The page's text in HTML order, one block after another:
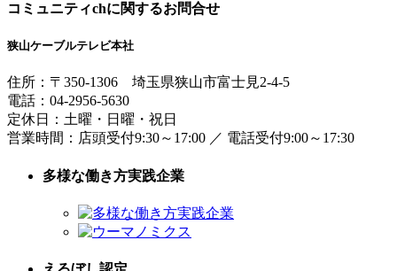
コミュニティchに関するお問合せ
狭山ケーブルテレビ本社
住所： 〒350-1306 埼玉県狭山市富士見2-4-5
電話： 04-2956-5630
定休日：土曜・日曜・祝日
営業時間： 店頭受付9:30～17:00 ／ 電話受付9:00～17:30
多様な働き方実践企業